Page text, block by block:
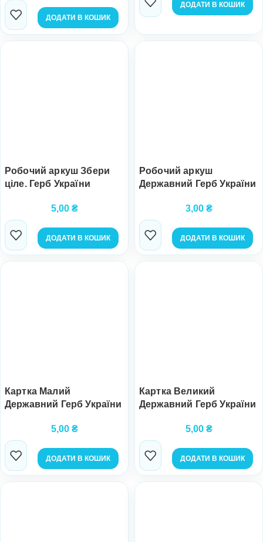
ДОДАТИ В КОШИК
ДОДАТИ В КОШИК
Робочий аркуш Збери
ціле. Герб України
5,00 ₴
ДОДАТИ В КОШИК
Робочий аркуш
Державний Герб України
3,00 ₴
ДОДАТИ В КОШИК
Картка Малий
Державний Герб України
5,00 ₴
ДОДАТИ В КОШИК
Картка Великий
Державний Герб України
5,00 ₴
ДОДАТИ В КОШИК